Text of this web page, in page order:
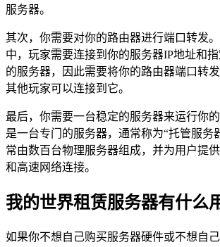
服务器。
其次，你需要对你的路由器进行端口转发
中，玩家需要连接到你的服务器IP地址和
的服务器，因此需要将你的路由器端口转
其他玩家可以连接到它。
最后，你需要一台稳定的服务器来运行你
是一台专门的服务器，通常称为“托管服务
常由数百台物理服务器组成，并为用户提
和高速网络连接。
我的世界租赁服务器有什么
如果你不想自己购买服务器硬件或不想自